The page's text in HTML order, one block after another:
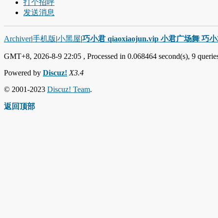
打个招呼
发送消息
Archiver|手机版|小黑屋|巧小君 qiaoxiaojun.vip 小君广场舞 巧
GMT+8, 2026-8-9 22:05 , Processed in 0.068464 second(s), 9
Powered by Discuz! X3.4
© 2001-2023 Discuz! Team.
返回顶部